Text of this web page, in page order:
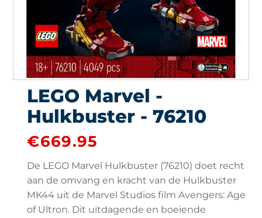
LEGO Marvel -
Hulkbuster - 76210
€669.95
De LEGO Marvel Hulkbuster (76210) doet recht
aan de omvang en kracht van de Hulkbuster
MK44 uit de Marvel Studios film Avengers: Age
of Ultron. Dit uitdagende en boeiende